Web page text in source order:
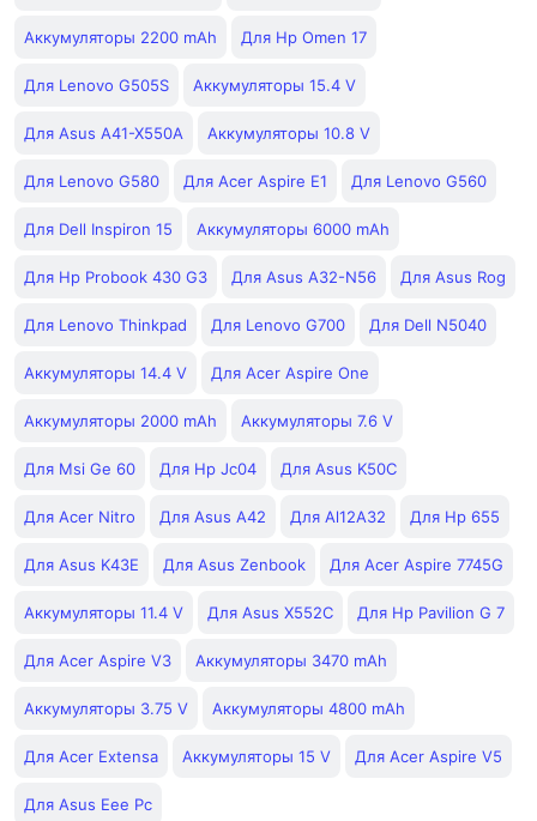
Аккумуляторы 2200 mAh Для Hp Omen 17
Для Lenovo G505S Аккумуляторы 15.4 V
Для Asus A41-X550A Аккумуляторы 10.8 V
Для Lenovo G580 Для Acer Aspire E1 Для Lenovo G560
Для Dell Inspiron 15 Аккумуляторы 6000 mAh
Для Hp Probook 430 G3 Для Asus A32-N56 Для Asus Rog
Для Lenovo Thinkpad Для Lenovo G700 Для Dell N5040
Аккумуляторы 14.4 V Для Acer Aspire One
Аккумуляторы 2000 mAh Аккумуляторы 7.6 V
Для Msi Ge 60 Для Hp Jc04 Для Asus K50C
Для Acer Nitro Для Asus A42 Для Al12A32 Для Hp 655
Для Asus K43E Для Asus Zenbook Для Acer Aspire 7745G
Аккумуляторы 11.4 V Для Asus X552C Для Hp Pavilion G 7
Для Acer Aspire V3 Аккумуляторы 3470 mAh
Аккумуляторы 3.75 V Аккумуляторы 4800 mAh
Для Acer Extensa Аккумуляторы 15 V Для Acer Aspire V5
Для Asus Eee Pc